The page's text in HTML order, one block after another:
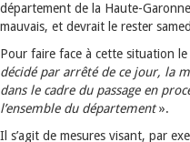
département de la Haute-
mauvais, et devrait le rester
Pour faire face à cette situation le
décidé par arrêté de ce jour, la
dans le cadre du passage en
l’ensemble du département».
Il s’agit de mesures visant, par